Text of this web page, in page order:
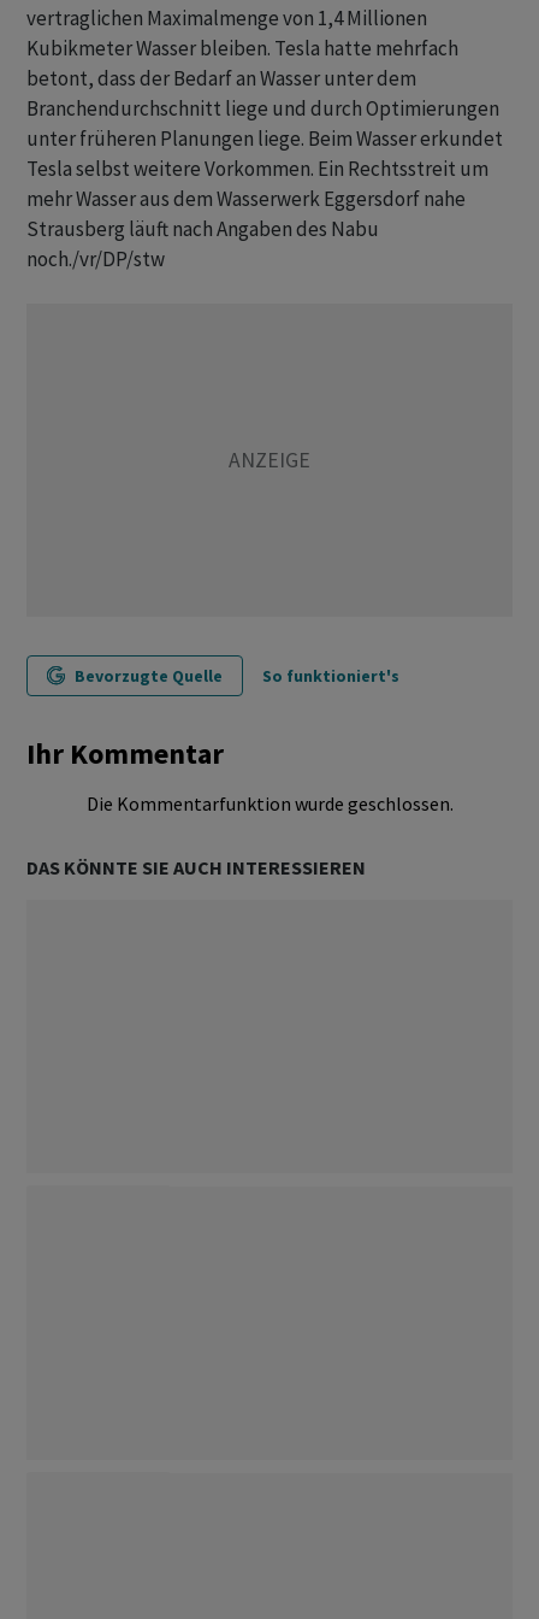
vertraglichen Maximalmenge von 1,4 Millionen
Kubikmeter Wasser bleiben. Tesla hatte mehrfach
betont, dass der Bedarf an Wasser unter dem
Branchendurchschnitt liege und durch Optimierungen
unter früheren Planungen liege. Beim Wasser erkundet
Tesla selbst weitere Vorkommen. Ein Rechtsstreit um
mehr Wasser aus dem Wasserwerk Eggersdorf nahe
Strausberg läuft nach Angaben des Nabu
noch./vr/DP/stw
Bevorzugte Quelle So funktioniert's
Ihr Kommentar
Die Kommentarfunktion wurde geschlossen.
DAS KÖNNTE SIE AUCH INTERESSIEREN